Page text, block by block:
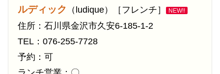
ルディック （ludique）［フレンチ］ NEW!!
住所：石川県金沢市久安6-185-1-2
TEL：076-255-7728
予約：可